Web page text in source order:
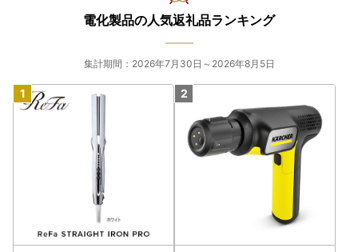
電化製品の人気返礼品ランキング
集計期間：2026年7月30日～2026年8月5日